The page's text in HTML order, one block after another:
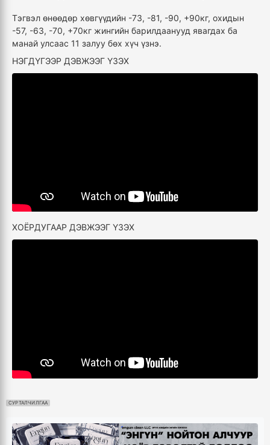
Тэгвэл өнөөдөр хөвгүүдийн -73, -81, -90, +90кг, охидын
-57, -63, -70, +70кг жингийн барилдаанууд явагдах ба
манай улсаас 11 залуу бөх хүч үзнэ.
НЭГДҮГЭЭР ДЭВЖЭЭГ ҮЗЭХ
ХОЁРДУГААР ДЭВЖЭЭГ ҮЗЭХ
СУРТАЛЧИЛГАА